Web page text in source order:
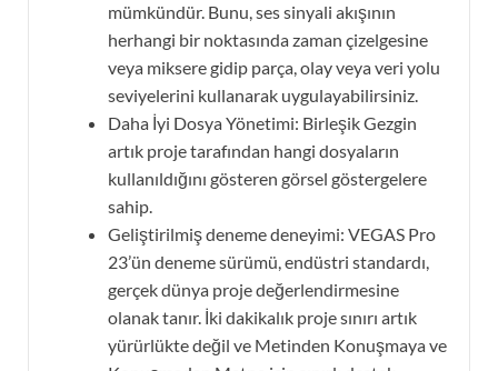
mümkündür. Bunu, ses sinyali akışının
herhangi bir noktasında zaman çizelgesine
veya miksere gidip parça, olay veya veri yolu
seviyelerini kullanarak uygulayabilirsiniz.
Daha İyi Dosya Yönetimi: Birleşik Gezgin
artık proje tarafından hangi dosyaların
kullanıldığını gösteren görsel göstergelere
sahip.
Geliştirilmiş deneme deneyimi: VEGAS Pro
23’ün deneme sürümü, endüstri standardı,
gerçek dünya proje değerlendirmesine
olanak tanır. İki dakikalık proje sınırı artık
yürürlükte değil ve Metinden Konuşmaya ve